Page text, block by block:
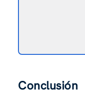
Conclusión